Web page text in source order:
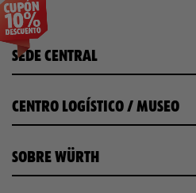
SEDE CENTRAL
CENTRO LOGÍSTICO / MUSEO
SOBRE WÜRTH